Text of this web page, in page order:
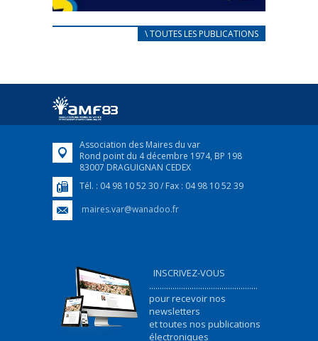
CARNET D’ACCUEIL
Afin d’accompagner au mieux les réfugiés
FEUILLETER
\ TOUTES LES PUBLICATIONS
Association des Maires du var
Rond point du 4 décembre 1974, BP 198
83007 DRAGUIGNAN CEDEX
Tél. : 04 98 10 52 30 / Fax : 04 98 10 52 39
maires.var@wanadoo.fr
INSCRIVEZ-VOUS
...................................................
pour recevoir nos
newsletters
et toutes nos publications
électroniques